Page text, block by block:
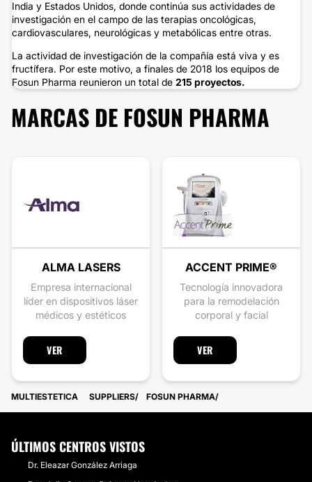
India y Estados Unidos, donde continúa sus actividades de
investigación en el campo de las terapias oncológicas,
cardiovasculares, neurológicas y metabólicas entre otras.
La actividad de investigación de la compañía está viva y es
fructífera. Por este motivo, a finales de 2018 los equipos de
Fosun Pharma reunieron un total de 215 proyectos.
MARCAS DE FOSUN PHARMA
ALMA LASERS
Empresa internacional
líder en dispositivos láser
médicos y estéticos
VER
ACCENT PRIME®
Tecnología innovadora
para la remodelación
corporal y facial
VER
MULTIESTETICA SUPPLIERS FOSUN PHARMA
ÚLTIMOS CENTROS VISTOS
Dr. Eleazar González Arriaga